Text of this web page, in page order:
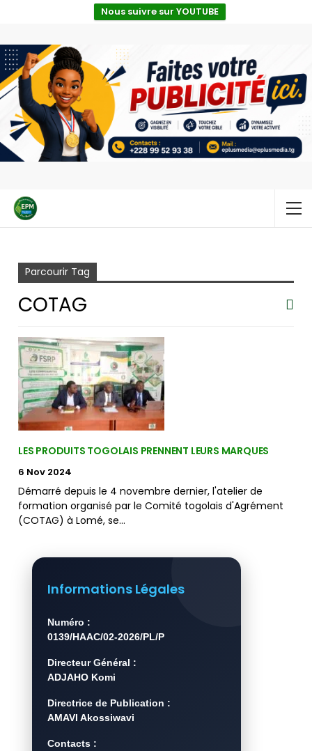
Nous suivre sur YOUTUBE
Parcourir Tag
COTAG
LES PRODUITS TOGOLAIS PRENNENT LEURS MARQUES
6 Nov 2024
Démarré depuis le 4 novembre dernier, l'atelier de
formation organisé par le Comité togolais d'Agrément
(COTAG) à Lomé, se…
Informations Légales
Numéro :
0139/HAAC/02-2026/PL/P
Directeur Général :
ADJAHO Komi
Directrice de Publication :
AMAVI Akossiwavi
Contacts :